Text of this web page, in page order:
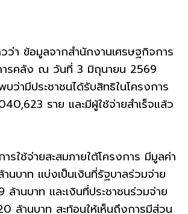
ว่า ข้อมูลจากสำนักงานเศรษฐกิจการ
ารคลัง ณ วันที่ 3 มิถุนายน 2569
ว่ามีประชาชนได้รับสิทธิในโครงการ
ราย และมีผู้ใช้จ่ายสำเร็จแล้ว
รใช้จ่ายสะสมภายใต้โครงการ มีมูลค่า
นบาท แบ่งเป็นเงินที่รัฐบาลร่วมจ่าย
ล้านบาท และเงินที่ประชาชนร่วมจ่าย
ล้านบาท สะท้อนให้เห็นถึงการมีส่วน